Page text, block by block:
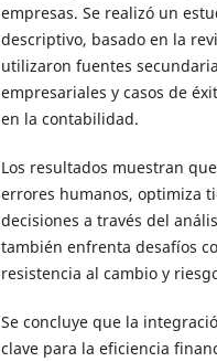
empresas. Se realizó un
descriptivo, basado en la
utilizaron fuentes
empresariales y casos de
en la contabilidad.
Los resultados muestran
errores humanos, optimiza
decisiones a través del
también enfrenta desafíos
resistencia al cambio y
Se concluye que la
clave para la eficiencia